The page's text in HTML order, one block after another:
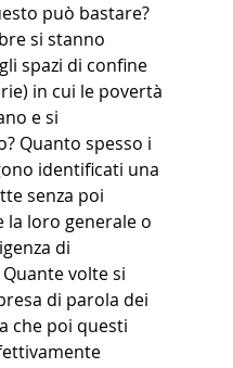
può bastare?
si stanno
spazi di confine
in cui le povertà
e si
Quanto spesso i
identificati una
senza poi
la loro generale o
di
volte si
di parola dei
che poi questi